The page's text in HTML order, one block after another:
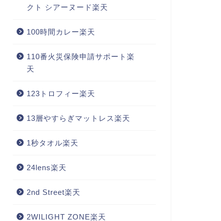
クト シアーヌード楽天
100時間カレー楽天
110番火災保険申請サポート楽
天
123トロフィー楽天
13層やすらぎマットレス楽天
1秒タオル楽天
24lens楽天
2nd Street楽天
2WILIGHT ZONE楽天